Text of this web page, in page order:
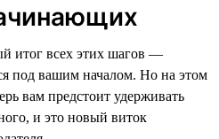
итог всех этих шагов —
под вашим началом. Но на этом
вам предстоит удерживать
и это новый виток